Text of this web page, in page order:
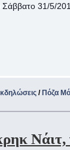
31/5/
/ Πόζα
Νάιτ,